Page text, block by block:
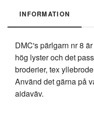
INFORMATION
DMC's pärlgarn nr 8
hög lyster och det
broderier, tex
Använd det gärna på
aidaväv.